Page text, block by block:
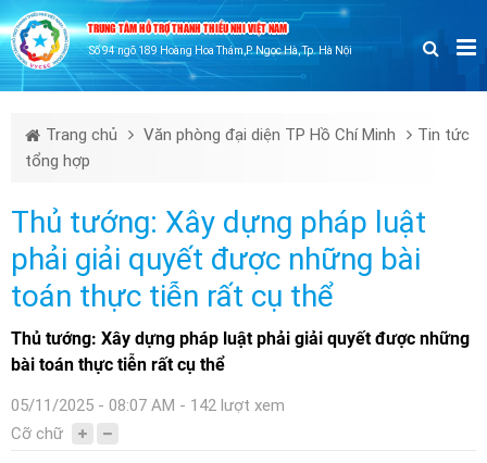
TRUNG TÂM HỖ TRỢ THANH THIẾU NHI VIỆT NAM
Số 94 ngõ 189 Hoàng Hoa Thám,P. Ngọc Hà, Tp. Hà Nội
Trang chủ Văn phòng đại diện TP Hồ Chí Minh
Tin tức
tổng hợp
Thủ tướng: Xây dựng pháp luật
phải giải quyết được những bài
toán thực tiễn rất cụ thể
Thủ tướng: Xây dựng pháp luật phải giải quyết được những
bài toán thực tiễn rất cụ thể
05/11/2025 - 08:07 AM - 142 lượt xem
Cỡ chữ